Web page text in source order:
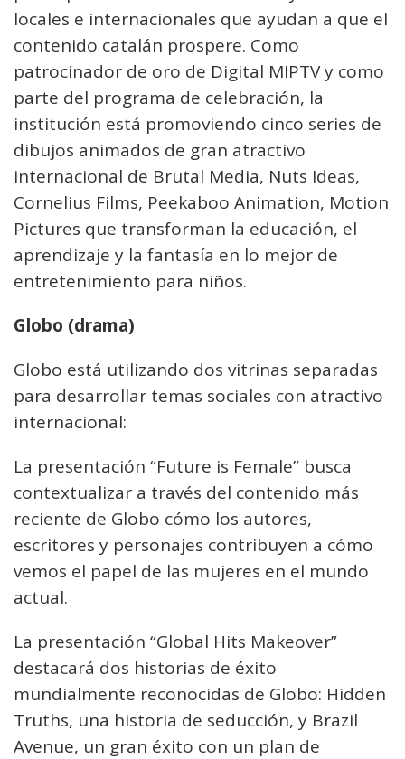
locales e internacionales que ayudan a que el
contenido catalán prospere. Como
patrocinador de oro de Digital MIPTV y como
parte del programa de celebración, la
institución está promoviendo cinco series de
dibujos animados de gran atractivo
internacional de Brutal Media, Nuts Ideas,
Cornelius Films, Peekaboo Animation, Motion
Pictures que transforman la educación, el
aprendizaje y la fantasía en lo mejor de
entretenimiento para niños.
Globo (drama)
Globo está utilizando dos vitrinas separadas
para desarrollar temas sociales con atractivo
internacional:
La presentación “Future is Female” busca
contextualizar a través del contenido más
reciente de Globo cómo los autores,
escritores y personajes contribuyen a cómo
vemos el papel de las mujeres en el mundo
actual.
La presentación “Global Hits Makeover”
destacará dos historias de éxito
mundialmente reconocidas de Globo: Hidden
Truths, una historia de seducción, y Brazil
Avenue, un gran éxito con un plan de